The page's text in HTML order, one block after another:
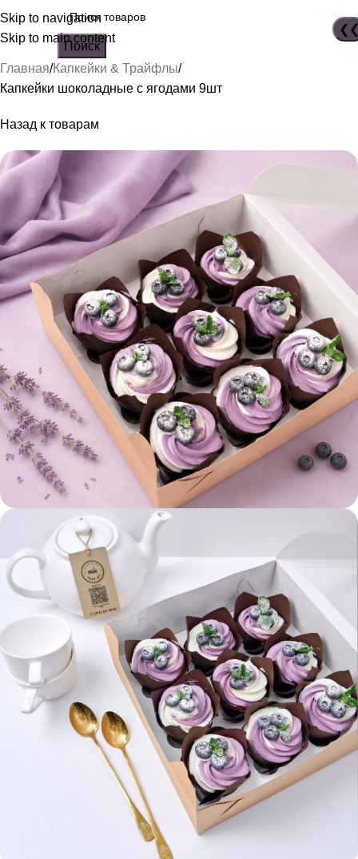
Skip to navigation
Skip to main content
Поиск
Главная Капкейки & Трайфлы
Капкейки шоколадные с ягодами 9шт
Назад к товарам